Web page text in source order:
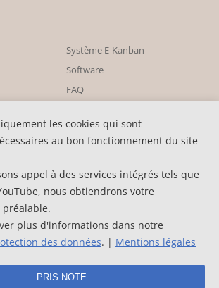
Système E-Kanban
Software
FAQ
GmbH
actualités
Newsletter
GmbH
Mentions légales
les cookies qui sont
au bon fonctionnement du site
appel à des services intégrés tels que
nous obtiendrons votre
plus d'informations dans notre
des données. | Mentions légales
PRIS NOTE